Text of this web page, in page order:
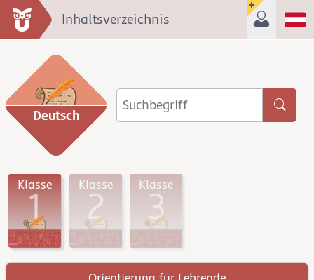
Inhaltsverzeichnis
Deutsch
Klasse
1
Klasse
2
Klasse
3